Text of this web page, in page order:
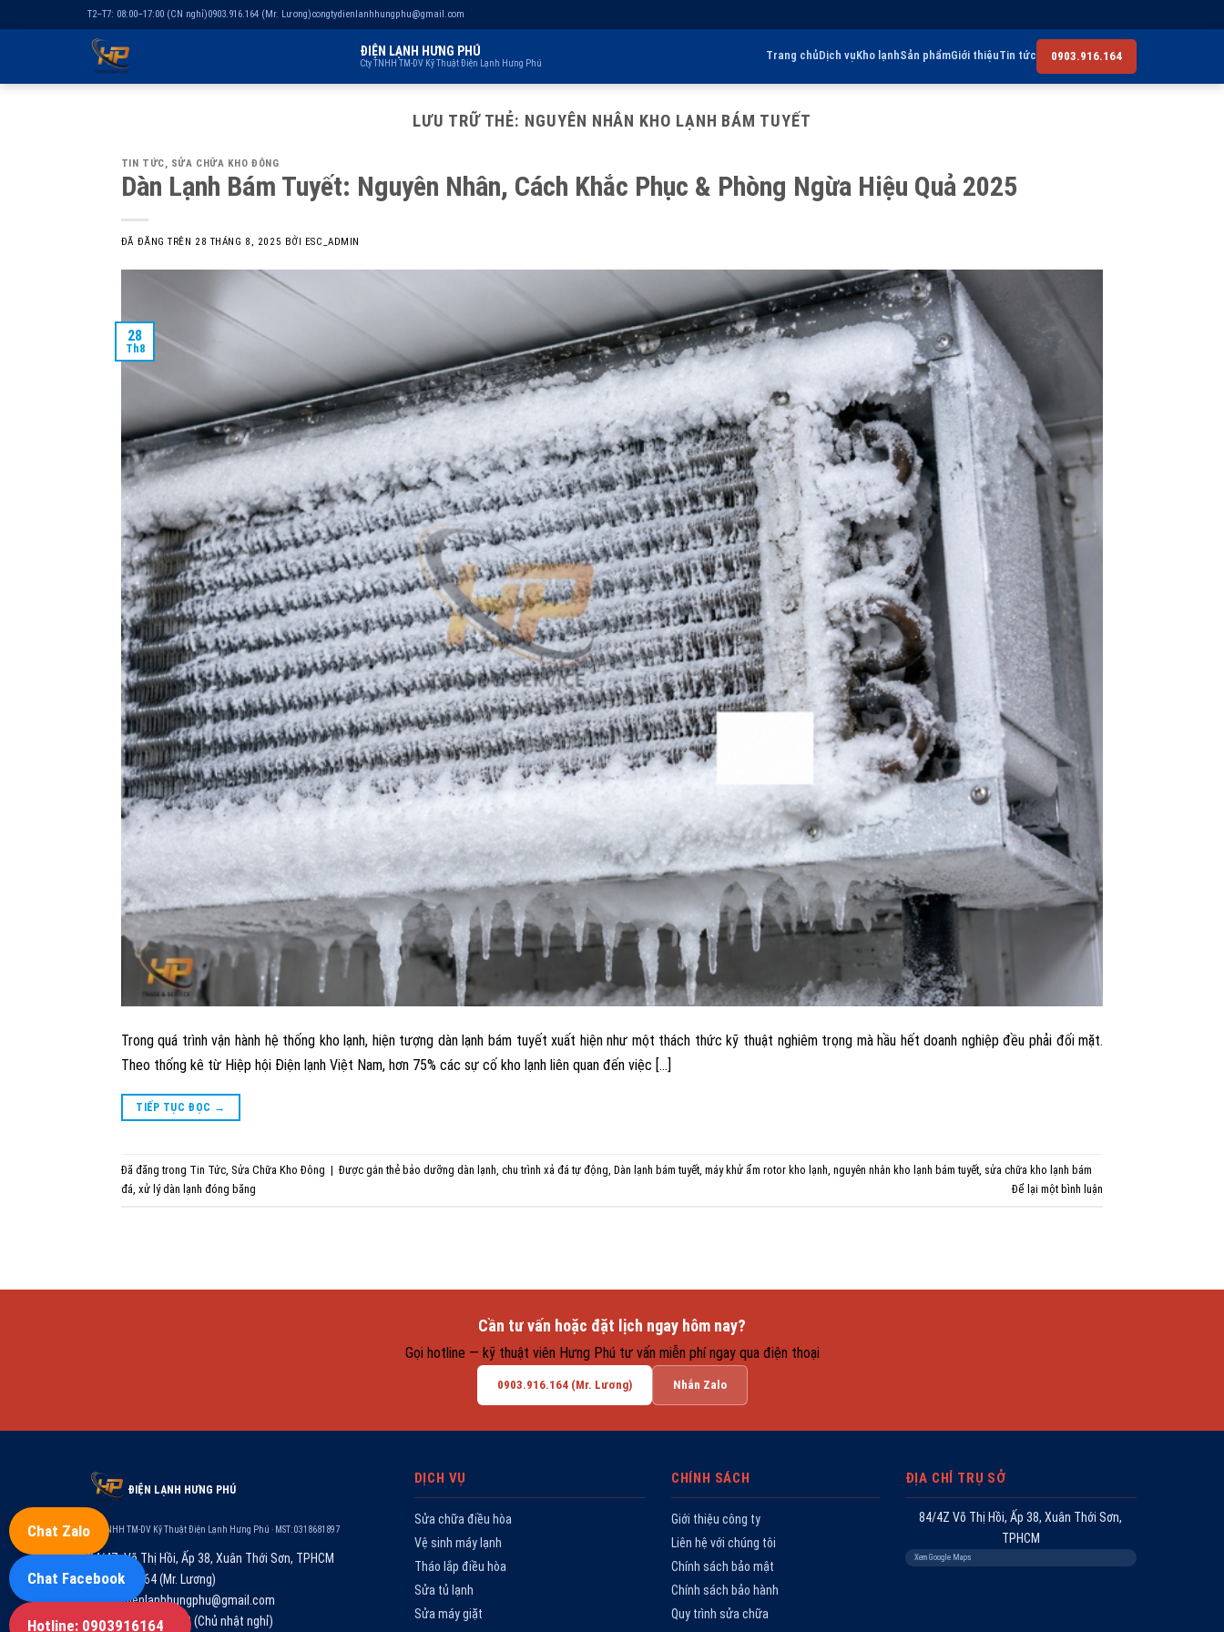
T2–T7: 08:00–17:00 (CN nghỉ)0903.916.164 (Mr. Lương)congtydienlanhhungphu@gmail.com
ĐIỆN LẠNH HƯNG PHÚ
Cty TNHH TM-DV Kỹ Thuật Điện Lạnh Hưng Phú
Trang chủDịch vụKho lạnhSản phẩmGiới thiệuTin tức 0903.916.164
LƯU TRỮ THẺ: NGUYÊN NHÂN KHO LẠNH BÁM TUYẾT
TIN TỨC, SỬA CHỮA KHO ĐÔNG
Dàn Lạnh Bám Tuyết: Nguyên Nhân, Cách Khắc Phục & Phòng Ngừa Hiệu Quả 2025
ĐÃ ĐĂNG TRÊN 28 THÁNG 8, 2025 BỞI ESC_ADMIN
28
Th8
Trong quá trình vận hành hệ thống kho lạnh, hiện tượng dàn lạnh bám tuyết xuất hiện như một thách thức kỹ thuật nghiêm trọng mà hầu hết doanh nghiệp đều phải đối mặt.
Theo thống kê từ Hiệp hội Điện lạnh Việt Nam, hơn 75% các sự cố kho lạnh liên quan đến việc […]
TIẾP TỤC ĐỌC →
Đã đăng trong Tin Tức, Sửa Chữa Kho Đông | Được gắn thẻ bảo dưỡng dàn lạnh, chu trình xả đá tự động, Dàn lạnh bám tuyết, máy khử ẩm rotor kho lạnh, nguyên nhân kho lạnh bám tuyết, sửa chữa kho lạnh bám
đá, xử lý dàn lạnh đóng băng Để lại một bình luận
Cần tư vấn hoặc đặt lịch ngay hôm nay?
Gọi hotline — kỹ thuật viên Hưng Phú tư vấn miễn phí ngay qua điện thoại
0903.916.164 (Mr. Lương) Nhắn Zalo
ĐIỆN LẠNH HƯNG PHÚ
Cty TNHH TM-DV Kỹ Thuật Điện Lạnh Hưng Phú · MST: 0318681897
84/4Z, Võ Thị Hồi, Ấp 38, Xuân Thới Sơn, TPHCM
0903.916.164 (Mr. Lương)
congtydienlanhhungphu@gmail.com
T2–T7: 08:00–17:00 (Chủ nhật nghỉ)
DỊCH VỤ
Sửa chữa điều hòa
Vệ sinh máy lạnh
Tháo lắp điều hòa
Sửa tủ lạnh
Sửa máy giặt
CHÍNH SÁCH
Giới thiệu công ty
Liên hệ với chúng tôi
Chính sách bảo mật
Chính sách bảo hành
Quy trình sửa chữa
ĐỊA CHỈ TRỤ SỞ
84/4Z Võ Thị Hồi, Ấp 38, Xuân Thới Sơn,
TPHCM
Xem Google Maps
Chat Zalo
Chat Facebook
Hotline: 0903916164